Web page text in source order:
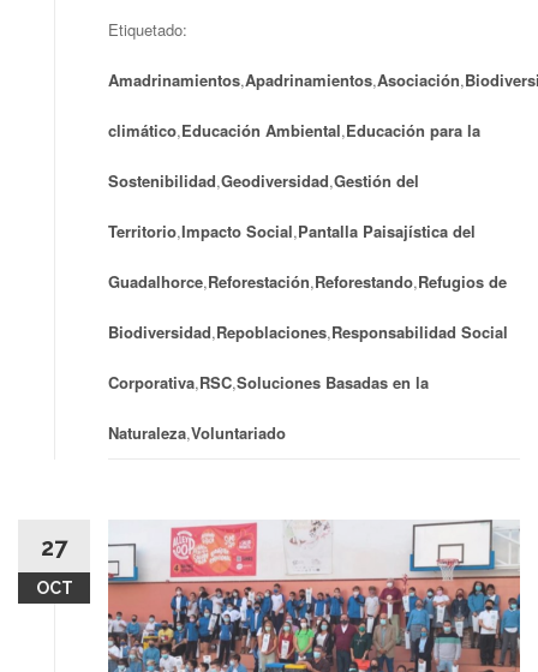
Etiquetado:
Amadrinamientos,Apadrinamientos,Asociación,
climático,Educación Ambiental,Educación para la
Sostenibilidad,Geodiversidad,Gestión del
Territorio,Impacto Social,Pantalla Paisajística del
Guadalhorce,Reforestación,Reforestando,Refugios de
Biodiversidad,Repoblaciones,Responsabilidad Social
Corporativa,RSC,Soluciones Basadas en la
Naturaleza,Voluntariado
27
OCT